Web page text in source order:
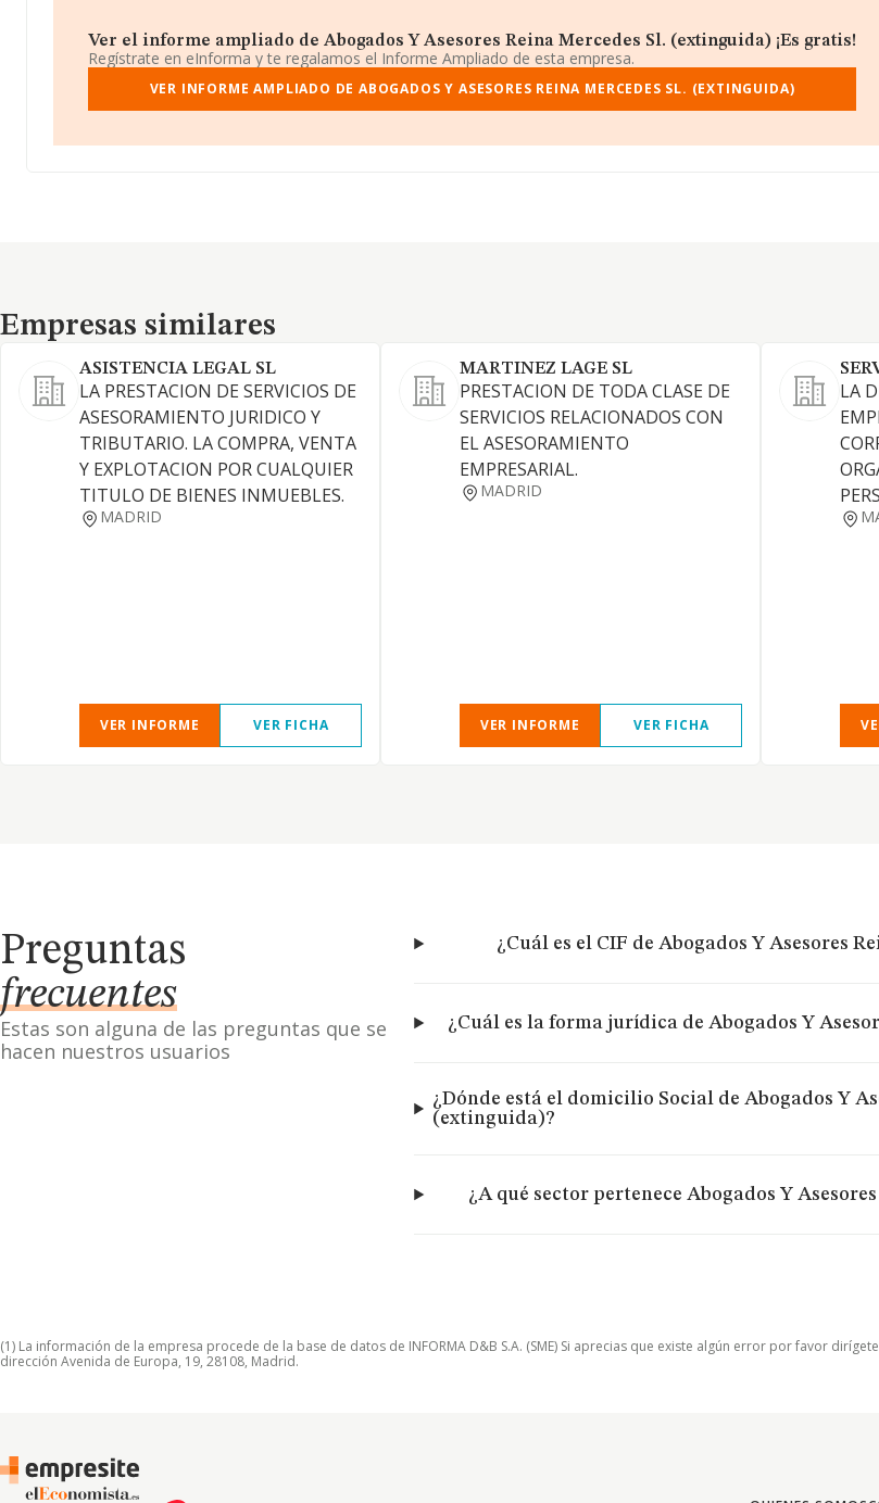
Ver el informe ampliado de Abogados Y Asesores Reina Mercedes Sl. (extinguida) ¡Es gratis!
Regístrate en eInforma y te regalamos el Informe Ampliado de esta empresa.
VER INFORME AMPLIADO DE ABOGADOS Y ASESORES REINA MERCEDES SL. (EXTINGUIDA)
Empresas similares
Empresas similares
ASISTENCIA LEGAL SL
LA PRESTACION DE SERVICIOS DE
ASESORAMIENTO JURIDICO Y
TRIBUTARIO. LA COMPRA, VENTA
Y EXPLOTACION POR CUALQUIER
TITULO DE BIENES INMUEBLES.
MADRID
VER INFORME VER FICHA
MARTINEZ LAGE SL
PRESTACION DE TODA CLASE DE
SERVICIOS RELACIONADOS CON
EL ASESORAMIENTO
EMPRESARIAL.
MADRID
VER INFORME VER FICHA
LA
Preguntas
frecuentes
Estas son alguna de las preguntas que se
hacen nuestros usuarios
¿Cuál es el CIF de Abogados Y Asesores
¿Cuál es la forma jurídica de Abogados Y
¿Dónde está el domicilio Social de Abogados Y
(extinguida)?
¿A qué sector pertenece Abogados Y
(1) La información de la empresa procede de la base de datos de INFORMA D&B S.A. (SME) Si aprecias que existe algún error por favor
dirección Avenida de Europa, 19, 28108, Madrid.